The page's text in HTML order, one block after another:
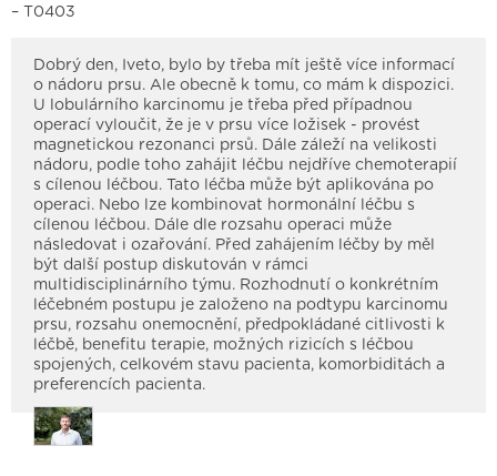
– T0403
Dobrý den, Iveto, bylo by třeba mít ještě více informací
o nádoru prsu. Ale obecně k tomu, co mám k dispozici.
U lobulárního karcinomu je třeba před případnou
operací vyloučit, že je v prsu více ložisek - provést
magnetickou rezonanci prsů. Dále záleží na velikosti
nádoru, podle toho zahájit léčbu nejdříve chemoterapií
s cílenou léčbou. Tato léčba může být aplikována po
operaci. Nebo lze kombinovat hormonální léčbu s
cílenou léčbou. Dále dle rozsahu operaci může
následovat i ozařování. Před zahájením léčby by měl
být další postup diskutován v rámci
multidisciplinárního týmu. Rozhodnutí o konkrétním
léčebném postupu je založeno na podtypu karcinomu
prsu, rozsahu onemocnění, předpokládané citlivosti k
léčbě, benefitu terapie, možných rizicích s léčbou
spojených, celkovém stavu pacienta, komorbiditách a
preferencích pacienta.